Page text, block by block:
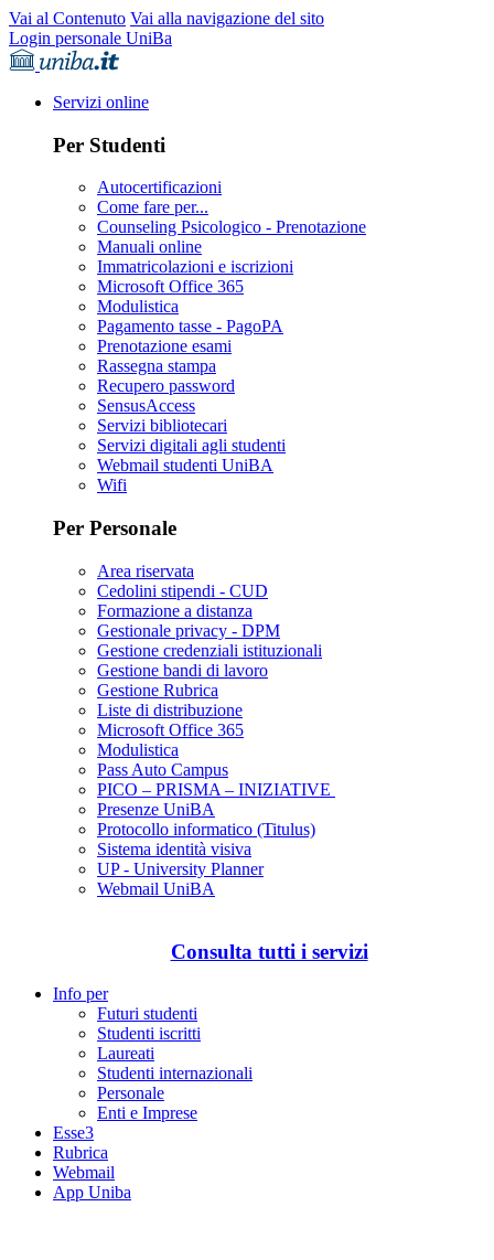
Vai al Contenuto Vai alla navigazione del sito
Login personale UniBa
Servizi online
Per Studenti
Autocertificazioni
Come fare per...
Counseling Psicologico - Prenotazione
Manuali online
Immatricolazioni e iscrizioni
Microsoft Office 365
Modulistica
Pagamento tasse - PagoPA
Prenotazione esami
Rassegna stampa
Recupero password
SensusAccess
Servizi bibliotecari
Servizi digitali agli studenti
Webmail studenti UniBA
Wifi
Per Personale
Area riservata
Cedolini stipendi - CUD
Formazione a distanza
Gestionale privacy - DPM
Gestione credenziali istituzionali
Gestione bandi di lavoro
Gestione Rubrica
Liste di distribuzione
Microsoft Office 365
Modulistica
Pass Auto Campus
PICO – PRISMA – INIZIATIVE
Presenze UniBA
Protocollo informatico (Titulus)
Sistema identità visiva
UP - University Planner
Webmail UniBA
Consulta tutti i servizi
Info per
Futuri studenti
Studenti iscritti
Laureati
Studenti internazionali
Personale
Enti e Imprese
Esse3
Rubrica
Webmail
App Uniba